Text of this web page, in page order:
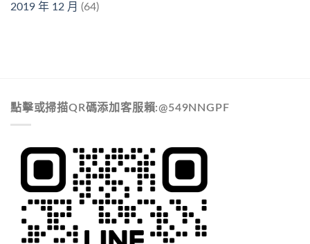
2019 年 12 月 (64)
點擊或掃描QR碼添加客服賴:@549NNGPF